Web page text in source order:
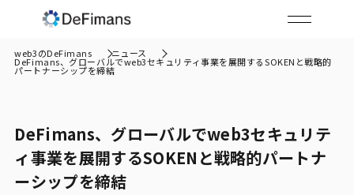
web3のDeFimans ニュース
DeFimans、グローバルでweb3セキュリティ事業を展開するSOKENと戦略的
パートナーシップを締結
DeFimans、グローバルでweb3セキュリテ
ィ事業を展開するSOKENと戦略的パートナ
ーシップを締結